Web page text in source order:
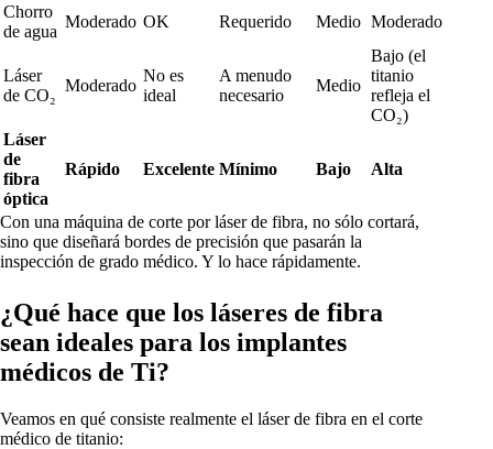
Chorro
de agua
Moderado OK Requerido Medio Moderado
Láser
de CO₂
Moderado
No es
ideal
A menudo
necesario
Medio
Bajo (el
titanio
refleja el
CO₂)
Láser
de
fibra
óptica
Rápido Excelente Mínimo Bajo Alta
Con una máquina de corte por láser de fibra, no sólo cortará,
sino que diseñará bordes de precisión que pasarán la
inspección de grado médico. Y lo hace rápidamente.
¿Qué hace que los láseres de fibra
sean ideales para los implantes
médicos de Ti?
Veamos en qué consiste realmente el láser de fibra en el corte
médico de titanio: